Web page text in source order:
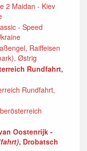
2 Maidan - Kiev
- Speed
Raiffeisen
Østrig
Rundfahrt,
Rundfahrt,
Oostenrijk -
, Drobatsch